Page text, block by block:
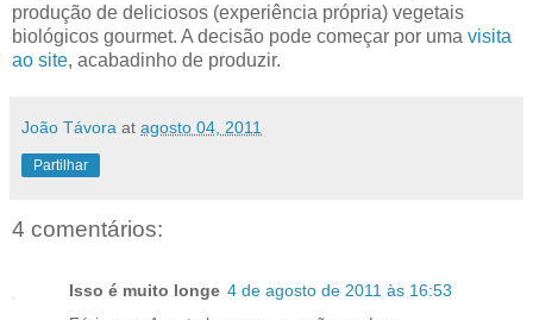
produção de deliciosos (experiência própria) vegetais
biológicos gourmet. A decisão pode começar por uma visita
ao site, acabadinho de produzir.
João Távora at agosto 04, 2011
Partilhar
4 comentários:
Isso é muito longe 4 de agosto de 2011 às 16:53